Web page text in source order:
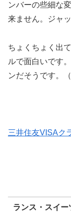
ンバーの些細な
来ません。ジャ
ちょくちょく出
ルで面白いです
ンだそうです。
三井住友VISAク
ランス・スイ